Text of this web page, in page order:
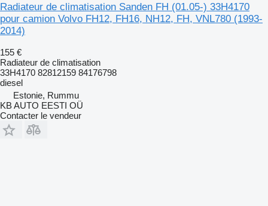
Radiateur de climatisation Sanden FH (01.05-) 33H4170
pour camion Volvo FH12, FH16, NH12, FH, VNL780 (1993-
2014)
155 €
Radiateur de climatisation
33H4170 82812159 84176798
diesel
Estonie, Rummu
KB AUTO EESTI OÜ
Contacter le vendeur